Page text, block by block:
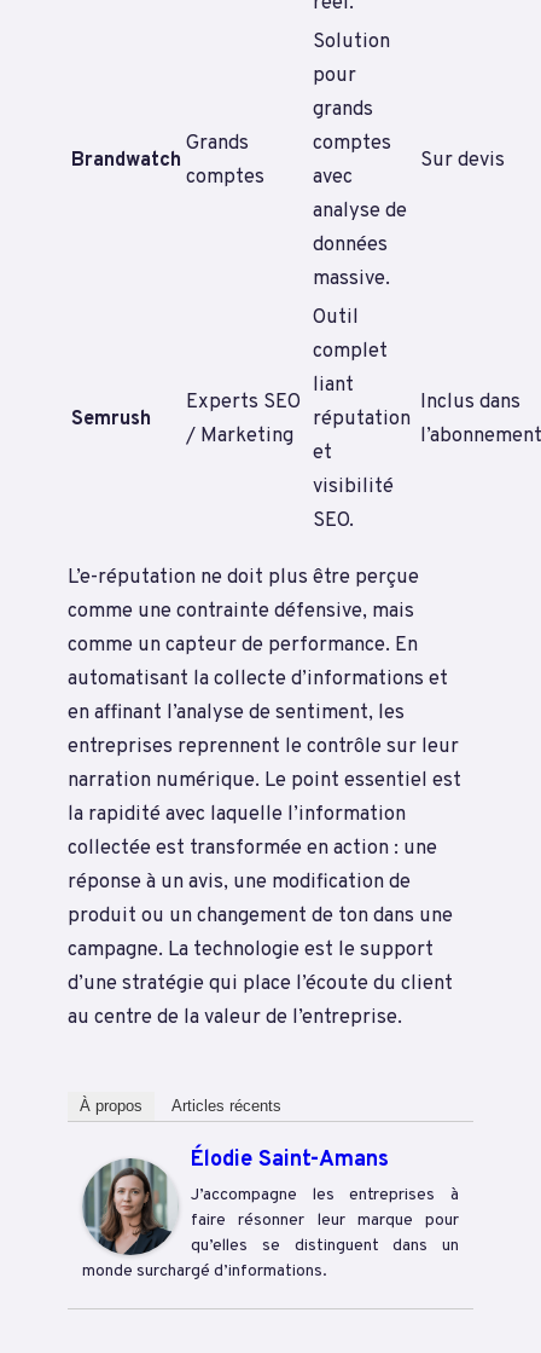
Brandwatch
Grands
comptes
Solution
pour
grands
comptes
avec
analyse de
données
massive.
Sur devis
Semrush
Experts SEO
/ Marketing
Outil
complet
liant
réputation
et
visibilité
SEO.
Inclus dans
l’abonnement
L’e-réputation ne doit plus être perçue
comme une contrainte défensive, mais
comme un capteur de performance. En
automatisant la collecte d’informations et
en affinant l’analyse de sentiment, les
entreprises reprennent le contrôle sur leur
narration numérique. Le point essentiel est
la rapidité avec laquelle l’information
collectée est transformée en action : une
réponse à un avis, une modification de
produit ou un changement de ton dans une
campagne. La technologie est le support
d’une stratégie qui place l’écoute du client
au centre de la valeur de l’entreprise.
À propos Articles récents
Élodie Saint-Amans
J’accompagne les entreprises à
faire résonner leur marque pour
qu’elles se distinguent dans un
monde surchargé d’informations.